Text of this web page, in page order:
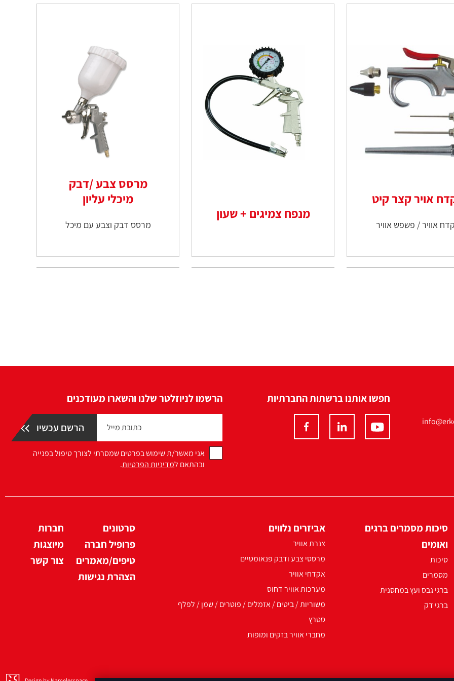
אויר קצר קיט
אוויר / פשפש אוויר
מנפח צמיגים + שעון
מרסס צבע /דבק
מיכלי עליון
מרסס דבק וצבע עם מיכל
חפשו אותנו ברשתות החברתיות הרשמו לניוזלטר שלנו והשארו מעודכנים
אני מאשר/ת שימוש בפרטים שמסרתי לצורך טיפול בפנייה
ובהתאם למדיניות הפרטיות.
סיכות מסמרים ברגים
ואומים
סיכות
מסמרים
ברגי גבס ועץ במחסנית
ברגי דק
אביזרים נלווים
צנרת אוויר
מרססי צבע ודבק פנאומטיים
אקדחי אוויר
מערכות אוויר דחוס
משוריות / ביטים / אזמלים / פוטרים / שמן / לפלף
סטרץ
מחברי אוויר בזקים ומופות
סרטונים
פרופיל חברה
טיפים/מאמרים
הצהרת נגישות
חברות
מיוצגות
צור קשר